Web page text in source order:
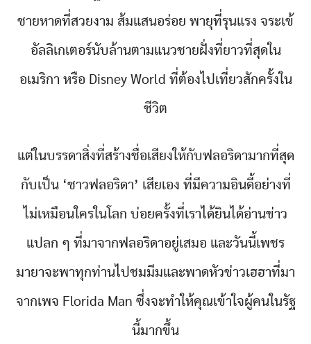
ชายหาดที่สวยงาม ส้มแสนอร่อย พายุที่รุนแรง จระเข้
อัลลิเกเตอร์นับล้านตามแนวชายฝั่งที่ยาวที่สุดใน
อเมริกา หรือ Disney World ที่ต้องไปเที่ยวสักครั้งใน
ชีวิต
แต่ในบรรดาสิ่งที่สร้างชื่อเสียงให้กับฟลอริดามากที่สุด
กับเป็น ‘ชาวฟลอริดา’ เสียเอง ที่มีความอินดี้อย่างที่
ไม่เหมือนใครในโลก บ่อยครั้งที่เราได้ยินได้อ่านข่าว
แปลก ๆ ที่มาจากฟลอริดาอยู่เสมอ และวันนี้เพชร
มายาจะพาทุกท่านไปชมมีมและพาดหัวข่าวเฮฮาที่มา
จากเพจ Florida Man ซึ่งจะทำให้คุณเข้าใจผู้คนในรัฐ
นี้มากขึ้น